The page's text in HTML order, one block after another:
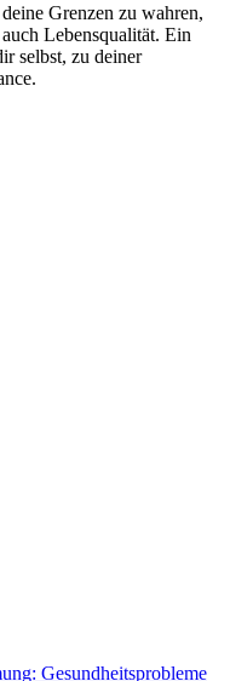
Grenzen zu wahren,
Lebensqualität. Ein
selbst, zu deiner
Gesundheitsprobleme